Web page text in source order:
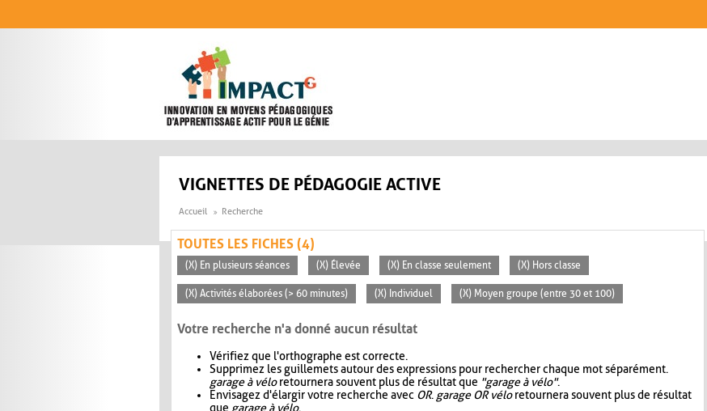
VIGNETTES DE PÉDAGOGIE ACTIVE
Accueil Recherche
TOUTES LES FICHES (4)
(X) En plusieurs séances (X) Élevée (X) En classe seulement (X) Hors classe
(X) Activités élaborées (> 60 minutes) (X) Individuel (X) Moyen groupe (entre 30 et 100)
Votre recherche n'a donné aucun résultat
Vérifiez que l'orthographe est correcte.
Supprimez les guillemets autour des expressions pour rechercher chaque mot séparément.
garage à véloretournera souvent plus de résultat que "garage à vélo".
Envisagez d'élargir votre recherche avec OR. garage OR véloretournera souvent plus de résultat
que garage à vélo.